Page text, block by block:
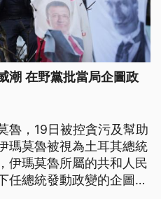
潮 在野黨批當局企圖政
魯，19日被控貪污及幫助
瑪莫魯被視為土耳其總統
伊瑪莫魯所屬的共和人民
任總統發動政變的企圖。